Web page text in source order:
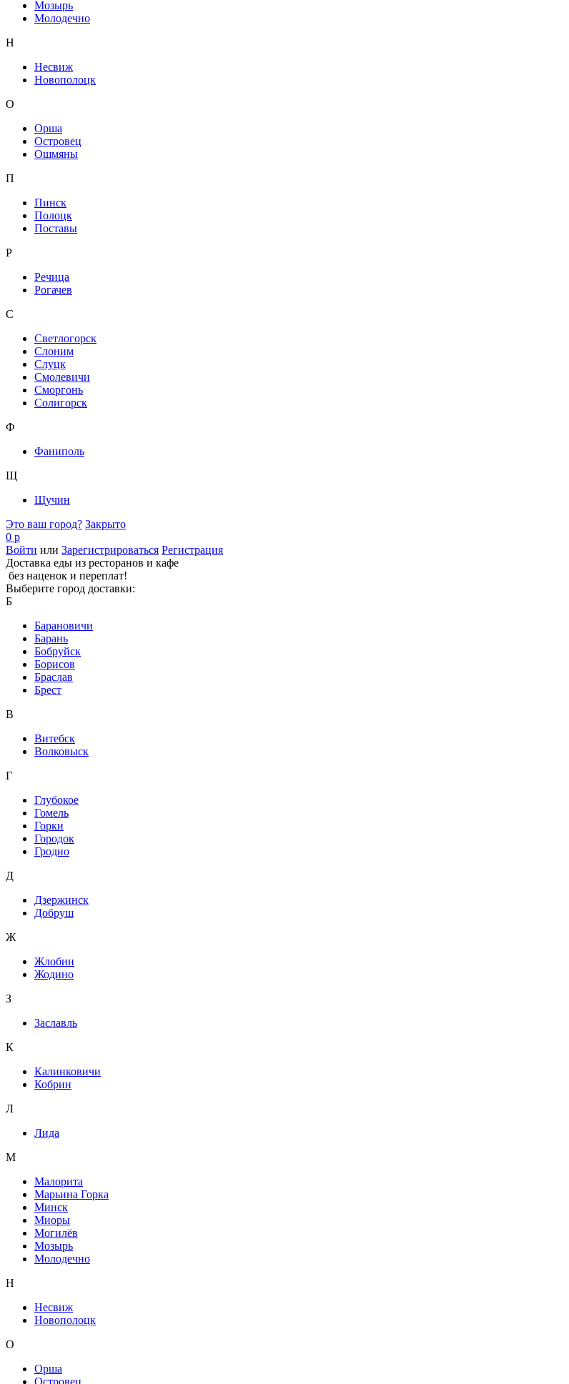
Мозырь
Молодечно
Н
Несвиж
Новополоцк
О
Орша
Островец
Ошмяны
П
Пинск
Полоцк
Поставы
Р
Речица
Рогачев
С
Светлогорск
Слоним
Слуцк
Смолевичи
Сморгонь
Солигорск
Ф
Фаниполь
Щ
Щучин
Это ваш город? Закрыто
0 р
Войти или Зарегистрироваться Регистрация
Доставка еды из ресторанов и кафе
без наценок и переплат!
Выберите город доставки:
Б
Барановичи
Барань
Бобруйск
Борисов
Браслав
Брест
В
Витебск
Волковыск
Г
Глубокое
Гомель
Горки
Городок
Гродно
Д
Дзержинск
Добруш
Ж
Жлобин
Жодино
З
Заславль
К
Калинковичи
Кобрин
Л
Лида
М
Малорита
Марьина Горка
Минск
Миоры
Могилёв
Мозырь
Молодечно
Н
Несвиж
Новополоцк
О
Орша
Островец